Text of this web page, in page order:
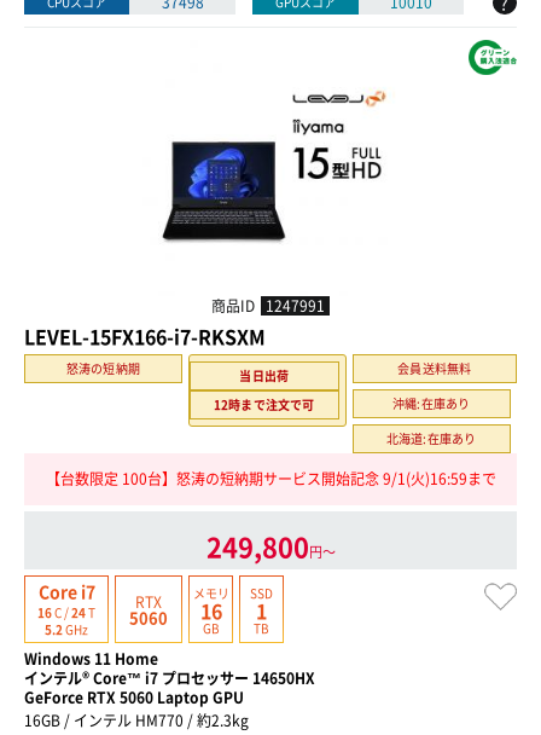
商品ID 1247991
LEVEL-15FX166-i7-RKSXM
怒涛の短納期
当日出荷
12時まで注文で可
会員送料無料
沖縄:在庫あり
北海道:在庫あり
【台数限定 100台】怒涛の短納期サービス開始記念 9/1(火)16:59まで
249,800円〜
Core i7
16C /24T
5.2 GHz
RTX
5060
メモリ
16
GB
SSD
1
TB
Windows 11 Home
インテル® Core™ i7 プロセッサー 14650HX
GeForce RTX 5060 Laptop GPU
16GB / インテル HM770 / 約2.3kg